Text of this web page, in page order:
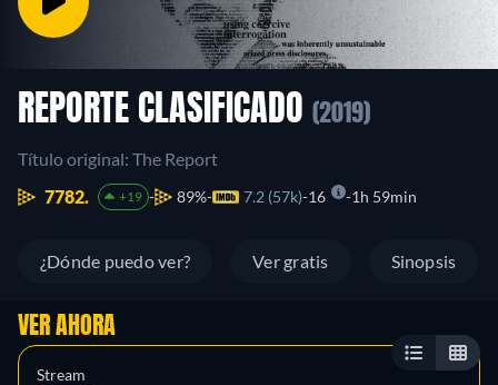
REPORTE CLASIFICADO (2019)
Título original: The Report
7782.
+19 89% 7.2 (57k) 16 1h 59min
¿Dónde puedo ver? Ver gratis Sinopsis
VER AHORA
Stream